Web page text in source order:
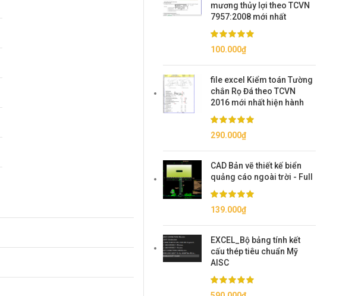
mương thủy lợi theo TCVN
7957:2008 mới nhất
100.000₫
file excel Kiểm toán Tường
chắn Rọ Đá theo TCVN
2016 mới nhất hiện hành
290.000₫
CAD Bản vẽ thiết kế biển
quảng cáo ngoài trời - Full
139.000₫
EXCEL_Bộ bảng tính kết
cấu thép tiêu chuẩn Mỹ
AISC